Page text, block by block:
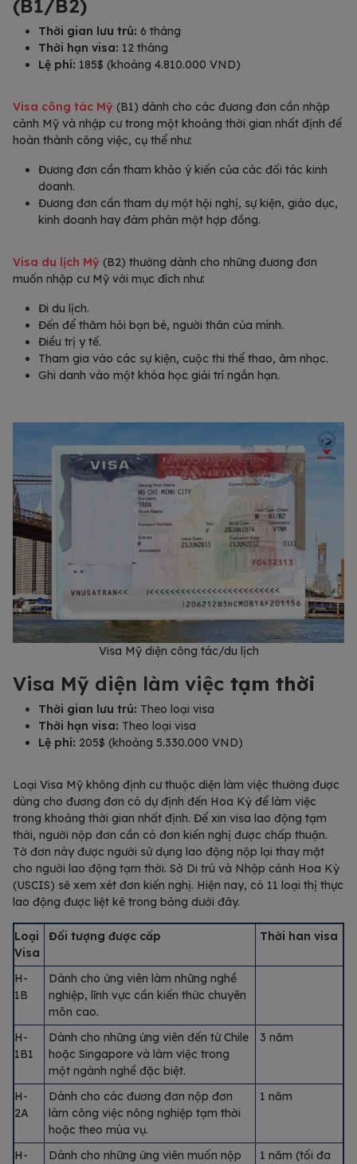
(B1/B2)
Thời gian lưu trú: 6 tháng
Thời hạn visa: 12 tháng
Lệ phí: 185$ (khoảng 4.810.000 VND)
Visa công tác Mỹ (B1) dành cho các đương đơn cần nhập
cảnh Mỹ và nhập cư trong một khoảng thời gian nhất định để
hoàn thành công việc, cụ thể như:
Đương đơn cần tham khảo ý kiến của các đối tác kinh
doanh.
Đương đơn cần tham dự một hội nghị, sự kiện, giáo dục,
kinh doanh hay đàm phán một hợp đồng.
Visa du lịch Mỹ (B2) thường dành cho những đương đơn
muốn nhập cư Mỹ với mục đích như:
Đi du lịch.
Đến để thăm hỏi bạn bè, người thân của mình.
Điều trị y tế.
Tham gia vào các sự kiện, cuộc thi thể thao, âm nhạc.
Ghi danh vào một khóa học giải trí ngắn hạn.
Visa Mỹ diện công tác/du lịch
Visa Mỹ diện làm việc tạm thời
Thời gian lưu trú: Theo loại visa
Thời hạn visa: Theo loại visa
Lệ phí: 205$ (khoảng 5.330.000 VND)
Loại Visa Mỹ không định cư thuộc diện làm việc thường được
dùng cho đương đơn có dự định đến Hoa Kỳ để làm việc
trong khoảng thời gian nhất định. Để xin visa lao động tạm
thời, người nộp đơn cần có đơn kiến nghị được chấp thuận.
Tờ đơn này được người sử dụng lao động nộp lại thay mặt
cho người lao động tạm thời. Sở Di trú và Nhập cảnh Hoa Kỳ
(USCIS) sẽ xem xét đơn kiến nghị. Hiện nay, có 11 loại thị thực
lao động được liệt kê trong bảng dưới đây.
Loại
Visa
Đối tượng được cấp Thời han visa
H-
1B
Dành cho ứng viên làm những nghề
nghiệp, lĩnh vực cần kiến thức chuyên
môn cao.
H-
1B1
Dành cho những ứng viên đến từ Chile
hoặc Singapore và làm việc trong
một ngành nghề đặc biệt.
3 năm
H-
2A
Dành cho các đương đơn nộp đơn
làm công việc nông nghiệp tạm thời
hoặc theo mùa vụ.
1 năm
H-
Dành cho những ứng viên muốn nộp
1 năm (tối đa